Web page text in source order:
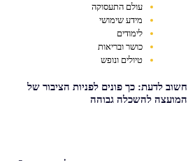
עולם התעסוקה
מידע שימושי
לימודים
כושר ובריאות
טיולים ונופש
חשוב לדעת: כך פונים לפניות הציבור של
המועצה להשכלה גבוהה